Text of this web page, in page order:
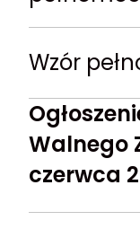
Wzór
Walnego
czerwca